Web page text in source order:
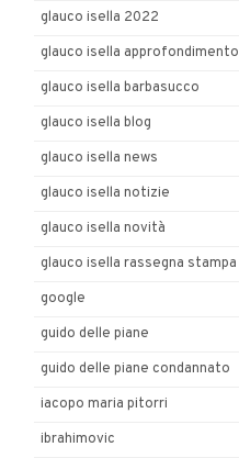
glauco isella 2022
glauco isella approfondimento
glauco isella barbasucco
glauco isella blog
glauco isella news
glauco isella notizie
glauco isella novità
glauco isella rassegna stampa
google
guido delle piane
guido delle piane condannato
iacopo maria pitorri
ibrahimovic